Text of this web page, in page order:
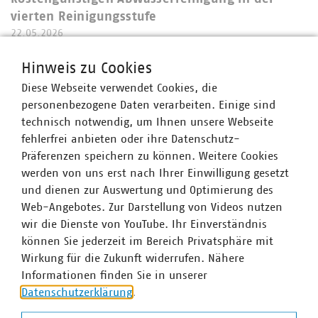
vierten Reinigungsstufe
22.05.2026
Beschichtungen funktionalisiert werden kann, sowie ein
Verfahren, welches die Anwendung von
Oxidationsmitteln und UV-Strahlung kombiniert haben
ihre Wirksamkeit im Labor bewiesen. Die Übertragung
in…
Stellungnahmen und Publikationen
MEHR ZU STELLUNGNAHMEN UND PUBLIKATIONEN
ALLE PUBLIKATIONEN
Hinweis zu Cookies
Diese Webseite verwendet Cookies, die
personenbezogene Daten verarbeiten. Einige sind
technisch notwendig, um Ihnen unsere Webseite
fehlerfrei anbieten oder ihre Datenschutz-
Präferenzen speichern zu können. Weitere Cookies
werden von uns erst nach Ihrer Einwilligung gesetzt
und dienen zur Auswertung und Optimierung des
Web-Angebotes. Zur Darstellung von Videos nutzen
wir die Dienste von YouTube. Ihr Einverständnis
können Sie jederzeit im Bereich Privatsphäre mit
Wirkung für die Zukunft widerrufen. Nähere
Informationen finden Sie in unserer
Datenschutzerklärung.